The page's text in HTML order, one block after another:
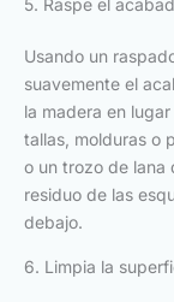
5. Raspe el
Usando un
suavemente el
la madera en
tallas, molduras o
o un trozo de lana
residuo de las
debajo.
6. Limpia la